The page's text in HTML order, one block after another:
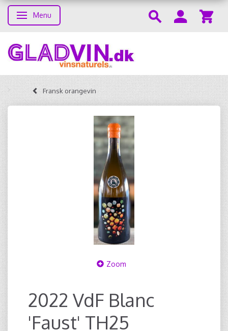
Toggle navigation
Menu
Fransk orangevin
Zoom
2022 VdF Blanc
'Faust' TH25